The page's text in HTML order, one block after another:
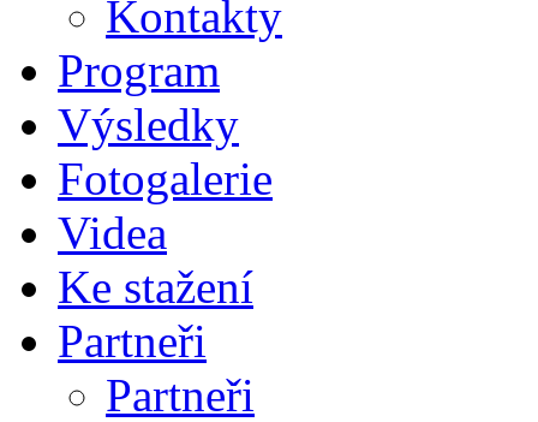
Kontakty
Program
Výsledky
Fotogalerie
Videa
Ke stažení
Partneři
Partneři